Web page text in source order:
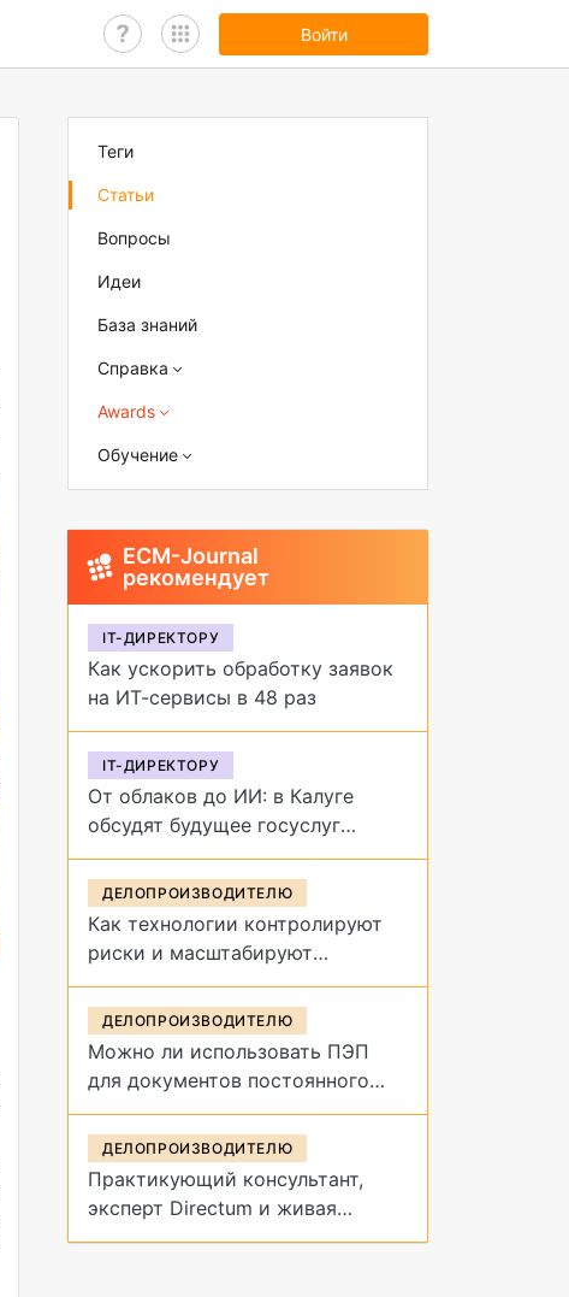
Войти
Теги
Статьи
Вопросы
Идеи
База знаний
Справка
Awards
Обучение
ECM-Journal
рекомендует
IT-ДИРЕКТОРУ
Как ускорить обработку заявок
на ИТ-сервисы в 48 раз
IT-ДИРЕКТОРУ
От облаков до ИИ: в Калуге
обсудят будущее госуслуг
на форуме «Цифровая
эволюция»
ДЕЛОПРОИЗВОДИТЕЛЮ
Как технологии контролируют
риски и масштабируют
управление договорами
ДЕЛОПРОИЗВОДИТЕЛЮ
Можно ли использовать ПЭП
для документов постоянного
срока хранения?
ДЕЛОПРОИЗВОДИТЕЛЮ
Практикующий консультант,
эксперт Directum и живая
демонстрация архивных